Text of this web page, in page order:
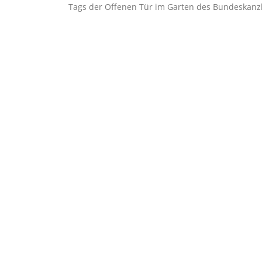
Tags der Offenen Tür im Garten des